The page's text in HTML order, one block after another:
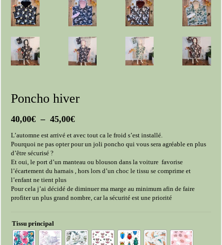
Poncho hiver
40,00€ – 45,00€Plage
prix :
40,00€
45,00€
L’automne est arrivé et avec tout ca le froid s’est installé.
Pourquoi ne pas opter pour un joli poncho qui vous sera agréable en plus
d’être sécurisé ?
Et oui, le port d’un manteau ou blouson dans la voiture favorise
l’écartement du harnais , hors lors d’un choc le tissu se comprime et
l’enfant ne tient plus
Pour cela j’ai décidé de diminuer ma marge au minimum afin de faire
profiter un plus grand nombre, car la sécurité est une priorité
Tissu principal